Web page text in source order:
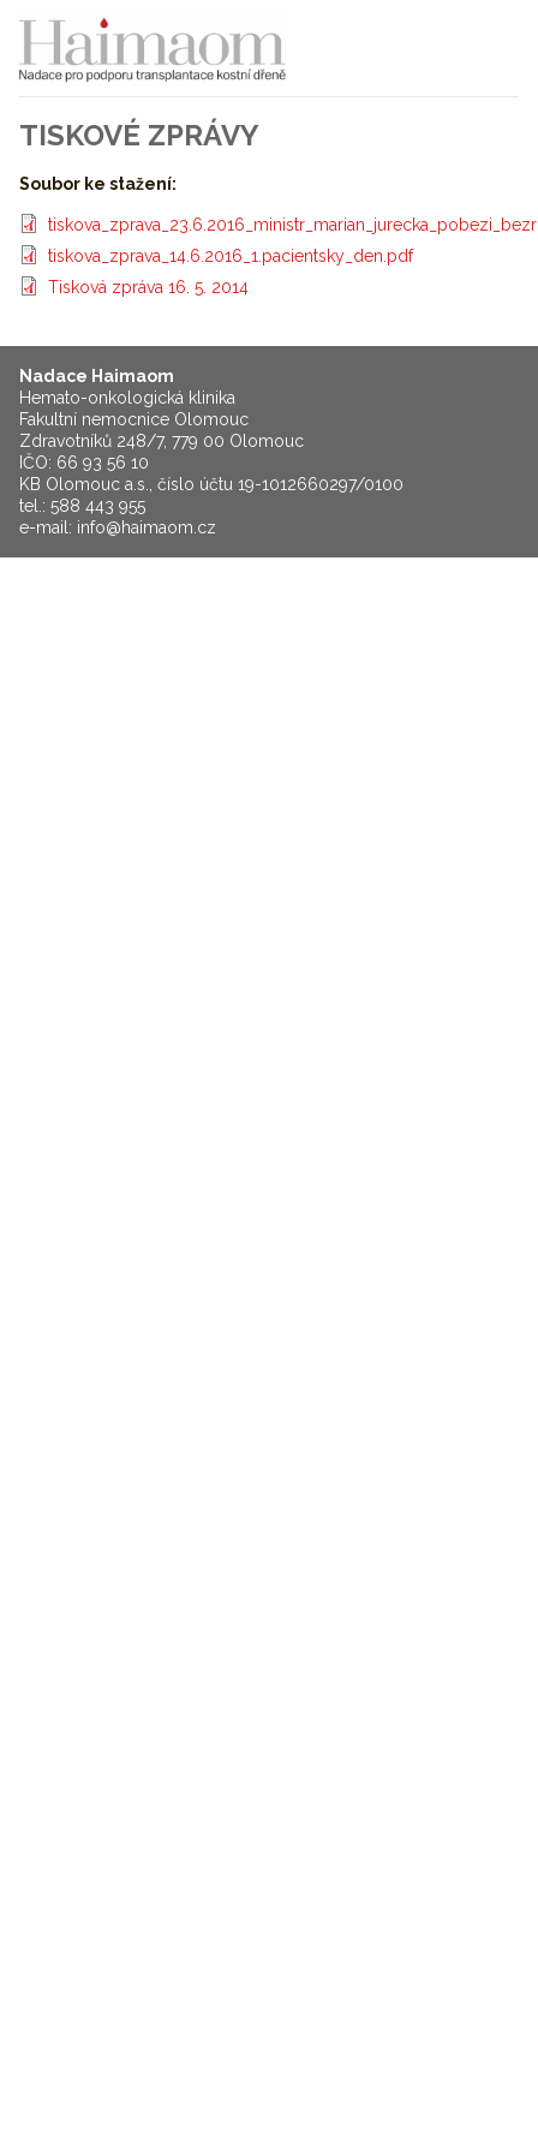
TISKOVÉ ZPRÁVY
Soubor ke stažení:
tiskova_zprava_14.6.2016_1.pacientsky_den.pdf
Tisková zpráva 16. 5. 2014
Nadace Haimaom
Hemato-onkologická klinika
Fakultní nemocnice Olomouc
Zdravotníků 248/7, 779 00 Olomouc
IČO: 66 93 56 10
KB Olomouc a.s., číslo účtu 19-1012660297/0100
tel.: 588 443 955
e-mail: info@haimaom.cz